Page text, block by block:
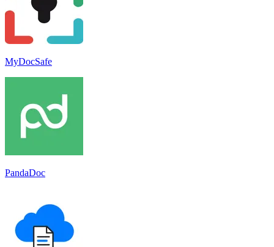
MyDocSafe
PandaDoc